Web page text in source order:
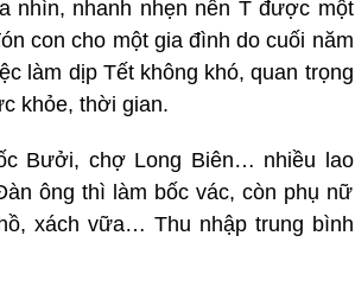
nhìn, nhanh nhẹn nên T được một
con cho một gia đình do cuối năm
làm dịp Tết không khó, quan trọng
khỏe, thời gian.
Bưởi, chợ Long Biên… nhiều lao
ông thì làm bốc vác, còn phụ nữ
xách vữa… Thu nhập trung bình